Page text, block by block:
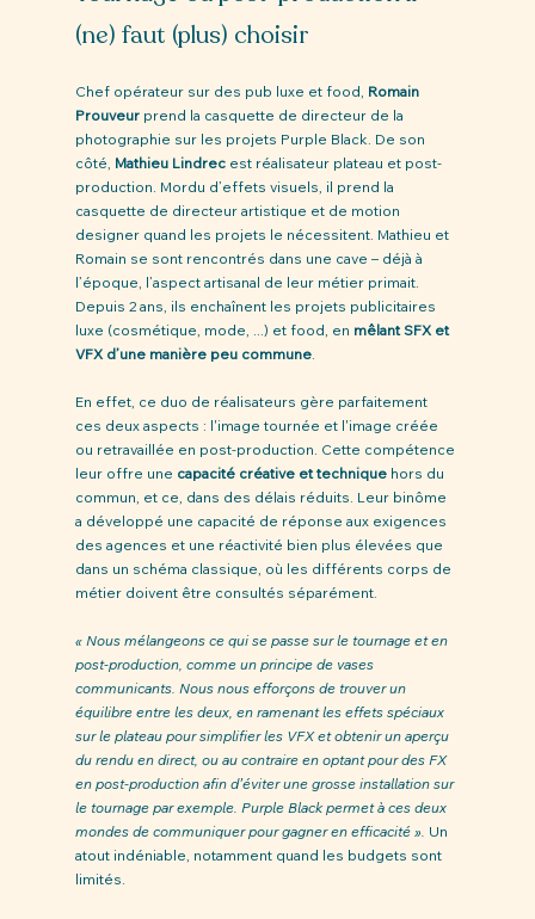
(ne) faut (plus) choisir
Chef opérateur sur des pub luxe et food, Romain
Prouveur prend la casquette de directeur de la
photographie sur les projets Purple Black. De son
côté, Mathieu Lindrec est réalisateur plateau et post-
production. Mordu d’effets visuels, il prend la
casquette de directeur artistique et de motion
designer quand les projets le nécessitent. Mathieu et
Romain se sont rencontrés dans une cave – déjà à
l’époque, l’aspect artisanal de leur métier primait.
Depuis 2 ans, ils enchaînent les projets publicitaires
luxe (cosmétique, mode, ...) et food, en mêlant SFX et
VFX d’une manière peu commune.
En effet, ce duo de réalisateurs gère parfaitement
ces deux aspects : l'image tournée et l'image créée
ou retravaillée en post-production. Cette compétence
leur offre une capacité créative et technique hors du
commun, et ce, dans des délais réduits. Leur binôme
a développé une capacité de réponse aux exigences
des agences et une réactivité bien plus élevées que
dans un schéma classique, où les différents corps de
métier doivent être consultés séparément.
« Nous mélangeons ce qui se passe sur le tournage et en
post-production, comme un principe de vases
communicants. Nous nous efforçons de trouver un
équilibre entre les deux, en ramenant les effets spéciaux
sur le plateau pour simplifier les VFX et obtenir un aperçu
du rendu en direct, ou au contraire en optant pour des FX
en post-production afin d’éviter une grosse installation sur
le tournage par exemple. Purple Black permet à ces deux
mondes de communiquer pour gagner en efficacité ». Un
atout indéniable, notamment quand les budgets sont
limités.